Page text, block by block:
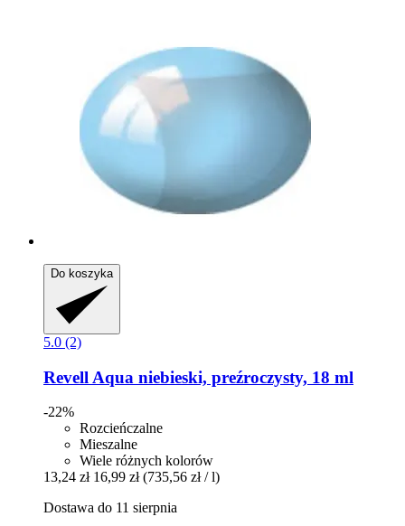
Do koszyka
5.0 (2)
Revell Aqua niebieski, preźroczysty, 18 ml
-22%
Rozcieńczalne
Mieszalne
Wiele różnych kolorów
13,24 zł 16,99 zł (735,56 zł / l)
Dostawa do 11 sierpnia